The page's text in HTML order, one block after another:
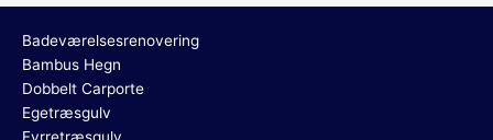
Badeværelsesrenovering
Bambus Hegn
Dobbelt Carporte
Egetræsgulv